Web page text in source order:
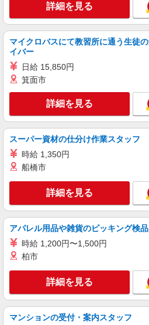
月給 265,000円
20,000円 〜
280,000円を超える
当）、基本給
にかかわらず、固
間を超える時間外労
します。 試用期間
【試用期間】月給
■ソフトバンク
藤沢市 南藤沢
キープ
契約社員
ソフトバンク販売契約社員【藤沢市エリ
月給 279,340円
経
■ソフトバンク販
神奈川県藤沢市
キープ
正社員
ソフトバンクテラスモール湘南店
ソフトバンクショ
月給 233,500円
間あり 6ヶ月 月給
詳細を見る
マイクロバスにて教習所に通う生徒
イバー
日給 15,850円
箕面市
詳細を見る
スーパー資材の仕分け作業スタッフ
時給 1,350円
船橋市
詳細を見る
アパレル用品や雑貨のピッキング検品
時給 1,200円〜1,500円
柏市
詳細を見る
マンションの受付・案内スタッフ